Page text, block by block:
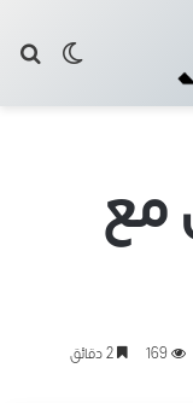
مع
169